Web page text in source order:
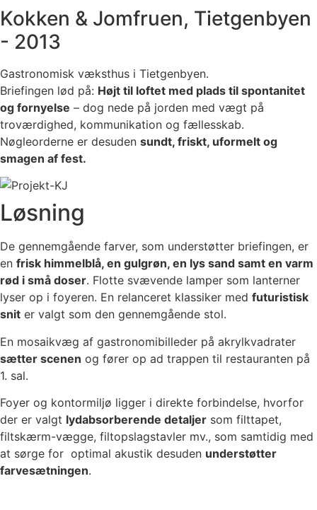
Kokken & Jomfruen, Tietgenbyen
- 2013
Gastronomisk væksthus i Tietgenbyen.
Briefingen lød på: Højt til loftet med plads til spontanitet
og fornyelse – dog nede på jorden med vægt på
troværdighed, kommunikation og fællesskab.
Nøgleorderne er desuden sundt, friskt, uformelt og
smagen af fest.
Løsning
De gennemgående farver, som understøtter briefingen, er
en frisk himmelblå, en gulgrøn, en lys sand samt en varm
rød i små doser. Flotte svævende lamper som lanterner
lyser op i foyeren. En relanceret klassiker med futuristisk
snit er valgt som den gennemgående stol.
En mosaikvæg af gastronomibilleder på akrylkvadrater
sætter scenen og fører op ad trappen til restauranten på
1. sal.
Foyer og kontormiljø ligger i direkte forbindelse, hvorfor
der er valgt lydabsorberende detaljer som filttapet,
filtskærm-vægge, filtopslagstavler mv., som samtidig med
at sørge for optimal akustik desuden understøtter
farvesætningen.